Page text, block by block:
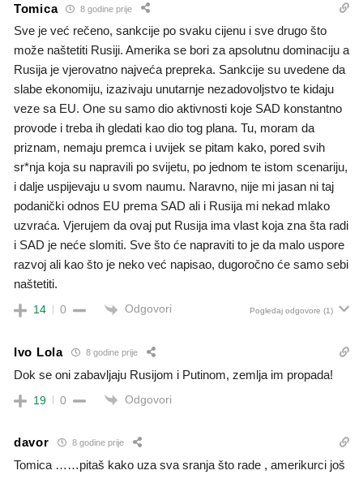
Tomica 8 godine prije
Sve je već rečeno, sankcije po svaku cijenu i sve drugo što
može naštetiti Rusiji. Amerika se bori za apsolutnu dominaciju a
Rusija je vjerovatno najveća prepreka. Sankcije su uvedene da
slabe ekonomiju, izazivaju unutarnje nezadovoljstvo te kidaju
veze sa EU. One su samo dio aktivnosti koje SAD konstantno
provode i treba ih gledati kao dio tog plana. Tu, moram da
priznam, nemaju premca i uvijek se pitam kako, pored svih
sr*nja koja su napravili po svijetu, po jednom te istom scenariju,
i dalje uspijevaju u svom naumu. Naravno, nije mi jasan ni taj
podanički odnos EU prema SAD ali i Rusija mi nekad mlako
uzvraća. Vjerujem da ovaj put Rusija ima vlast koja zna šta radi
i SAD je neće slomiti. Sve što će napraviti to je da malo uspore
razvoj ali kao što je neko već napisao, dugoročno će samo sebi
naštetiti.
14 0 Odgovori Pogledaj odgovore (1)
Ivo Lola 8 godine prije
Dok se oni zabavljaju Rusijom i Putinom, zemlja im propada!
19 0 Odgovori
davor 8 godine prije
Tomica ……pitaš kako uza sva sranja što rade , amerikurci još